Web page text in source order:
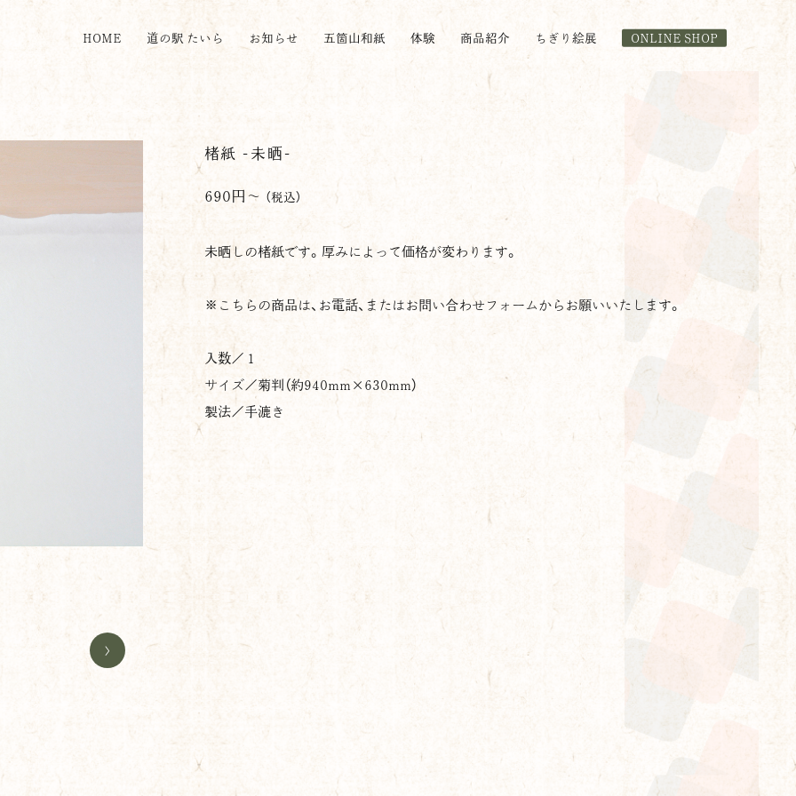
HOME 道の駅 たいら お知らせ 五箇山和紙 体験 商品紹介 ちぎり絵展 ONLINE SHOP
>
楮紙 -未晒-
690円〜 （税込）
未晒しの楮紙です。厚みによって価格が変わります。
※こちらの商品は、お電話、またはお問い合わせフォームからお願いいたします。
入数／１
サイズ／菊判（約940mm×630mm）
製法／手漉き